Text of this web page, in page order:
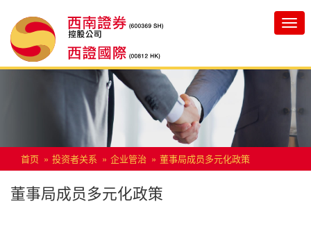
Toggle
首页 投资者关系 企业管治 董事局成员多元化政策
董事局成员多元化政策